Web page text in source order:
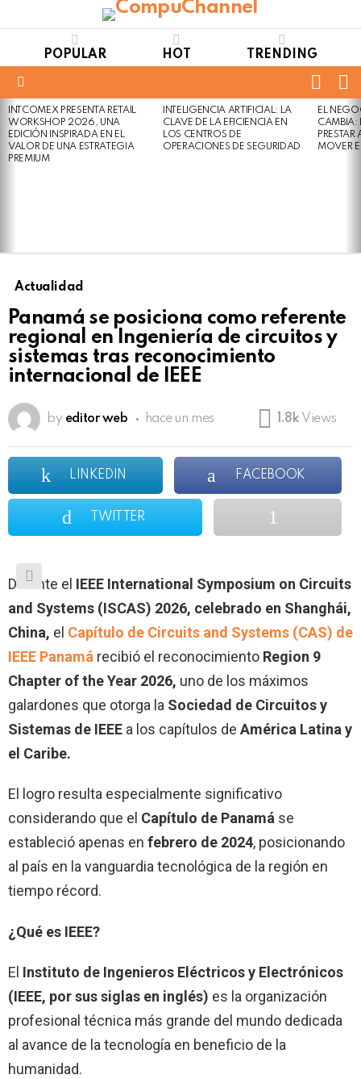
POPULAR HOT TRENDING
LATEST
STORIES
INTCOMEX PRESENTA RETAIL
WORKSHOP 2026, UNA
EDICIÓN INSPIRADA EN EL
VALOR DE UNA ESTRATEGIA
PREMIUM
INTELIGENCIA ARTIFICIAL: LA
CLAVE DE LA EFICIENCIA EN
LOS CENTROS DE
OPERACIONES DE SEGURIDAD
EL
CAMBIA:
MOVER
Actualidad
Panamá se posiciona como referente
regional en Ingeniería de circuitos y
sistemas tras reconocimiento
internacional de IEEE
by editor web hace un mes 1.8k Views
LINKEDIN FACEBOOK
TWITTER
Durante el IEEE International Symposium on Circuits
and Systems (ISCAS) 2026, celebrado en Shanghái,
China, el Capítulo de Circuits and Systems (CAS) de
IEEE Panamá recibió el reconocimiento Region 9
Chapter of the Year 2026, uno de los máximos
galardones que otorga la Sociedad de Circuitos y
Sistemas de IEEE a los capítulos de América Latina y
el Caribe.
El logro resulta especialmente significativo
considerando que el Capítulo de Panamá se
estableció apenas en febrero de 2024, posicionando
al país en la vanguardia tecnológica de la región en
tiempo récord.
¿Qué es IEEE?
El Instituto de Ingenieros Eléctricos y Electrónicos
(IEEE, por sus siglas en inglés) es la organización
profesional técnica más grande del mundo dedicada
al avance de la tecnología en beneficio de la
humanidad.